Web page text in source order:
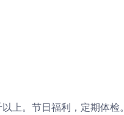
上。节日福利，定期体检。